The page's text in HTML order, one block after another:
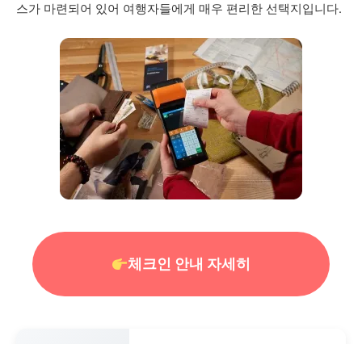
스가 마련되어 있어 여행자들에게 매우 편리한 선택지입니다.
체크인 안내 자세히